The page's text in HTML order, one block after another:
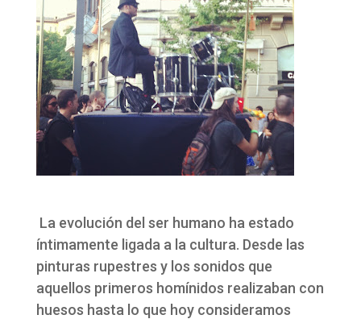
La evolución del ser humano ha estado
íntimamente ligada a la cultura. Desde las
pinturas rupestres y los sonidos que
aquellos primeros homínidos realizaban con
huesos hasta lo que hoy consideramos